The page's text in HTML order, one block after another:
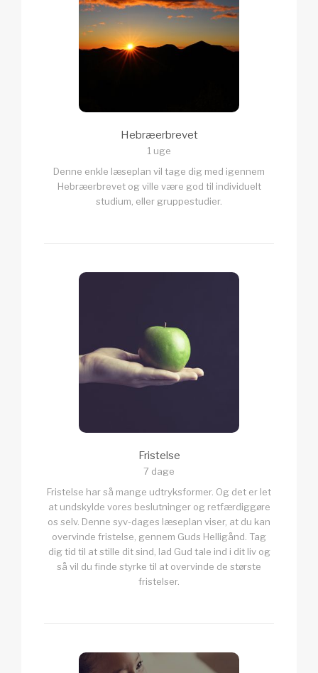
Hebræerbrevet
1 uge
Denne enkle læseplan vil tage dig med igennem
Hebræerbrevet og ville være god til individuelt
studium, eller gruppestudier.
Fristelse
7 dage
Fristelse har så mange udtryksformer. Og det er let
at undskylde vores beslutninger og retfærdiggøre
os selv. Denne syv-dages læseplan viser, at du kan
overvinde fristelse, gennem Guds Helligånd. Tag
dig tid til at stille dit sind, lad Gud tale ind i dit liv og
så vil du finde styrke til at overvinde de største
fristelser.